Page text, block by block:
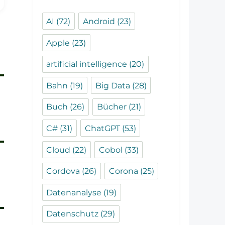
AI (72) Android (23)
Apple (23)
artificial intelligence (20)
Bahn (19) Big Data (28)
Buch (26) Bücher(21)
C# (31) ChatGPT(53)
Cloud (22) Cobol (33)
Cordova (26) Corona (25)
Datenanalyse (19)
Datenschutz (29)